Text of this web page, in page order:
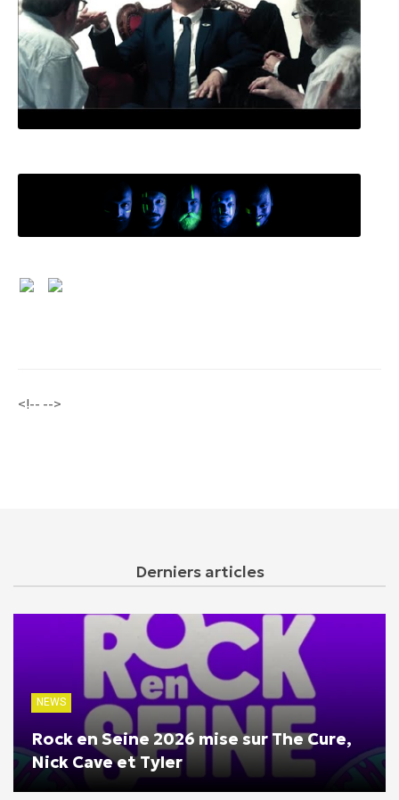
<!-- -->
Derniers articles
NEWS
Rock en Seine 2026 mise sur The Cure,
Nick Cave et Tyler